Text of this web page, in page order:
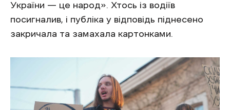
України — це народ». Хтось із водіїв
посигналив, і публіка у відповідь піднесено
закричала та замахала картонками.